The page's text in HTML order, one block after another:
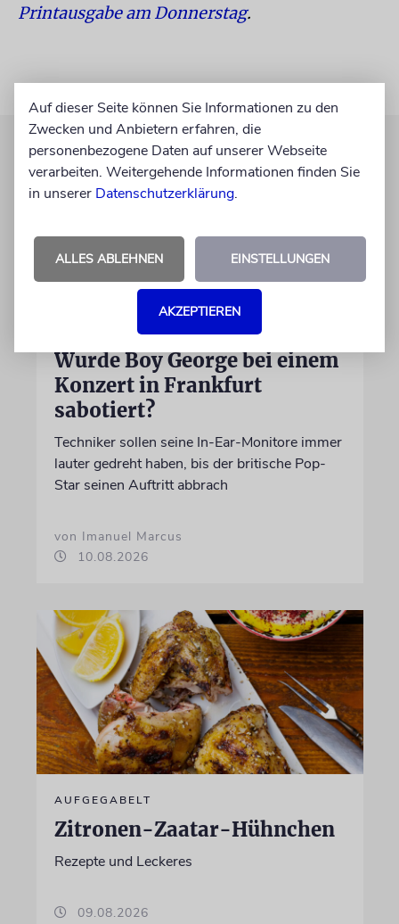
Printausgabe am Donnerstag.
Wurde Boy George bei einem
Konzert in Frankfurt
sabotiert?
Techniker sollen seine In-Ear-Monitore immer
lauter gedreht haben, bis der britische Pop-
Star seinen Auftritt abbrach
von Imanuel Marcus
10.08.2026
AUFGEGABELT
Zitronen-Zaatar-Hühnchen
Rezepte und Leckeres
09.08.2026
Auf dieser Seite können Sie Informationen zu den
Zwecken und Anbietern erfahren, die
personenbezogene Daten auf unserer Webseite
verarbeiten. Weitergehende Informationen finden Sie
in unserer Datenschutzerklärung.
ALLES ABLEHNEN EINSTELLUNGEN
AKZEPTIEREN